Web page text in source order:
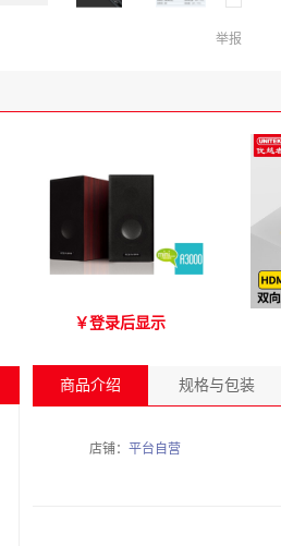
举报
爱琴海 A3000 木质音箱
￥登录后显示
商品介绍 规格与包装
店铺： 平台自营